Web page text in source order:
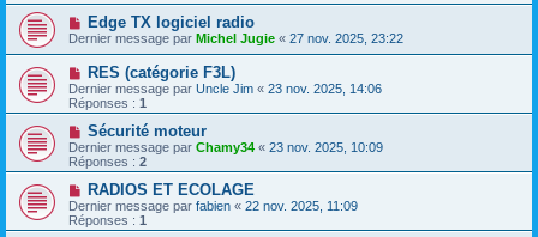
Edge TX logiciel radio
Dernier message par Michel Jugie « 27 nov. 2025, 23:22
RES (catégorie F3L)
Dernier message par Uncle Jim « 23 nov. 2025, 14:06
Réponses : 1
Sécurité moteur
Dernier message par Chamy34 « 23 nov. 2025, 10:09
Réponses : 2
RADIOS ET ECOLAGE
Dernier message par fabien « 22 nov. 2025, 11:09
Réponses : 1